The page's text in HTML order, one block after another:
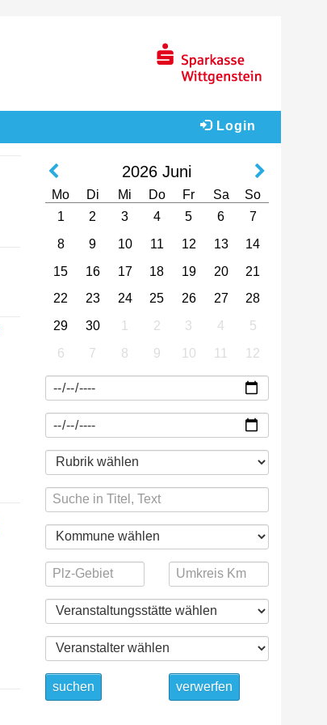
Login
2026 Juni
Mo Di Mi Do Fr Sa
So
1
2 3 4 5 6
7
8
9 10 11 12 13
14
15
16 17 18 19 20
21
22
23 24 25 26 27
28
29
30 1 2 3 4
5
6
7 8 9 10 11 12
suchen verwerfen